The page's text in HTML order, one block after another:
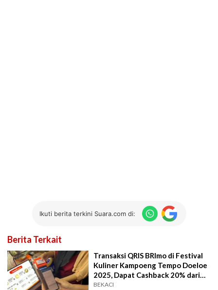
Ikuti berita terkini Suara.com di:
Berita Terkait
Transaksi QRIS BRImo di Festival
Kuliner Kampoeng Tempo Doeloe
2025, Dapat Cashback 20% dari
BRI
BEKACI